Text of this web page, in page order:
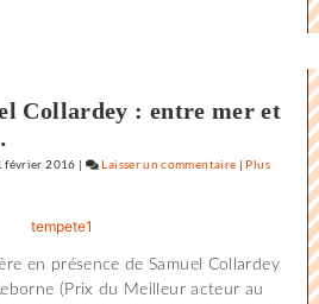
Collardey : entre mer et
février 2016 | Laisser un commentaire on
au
Festival
| Plus
en présence de Samuel Collardey
(Prix du Meilleur acteur au